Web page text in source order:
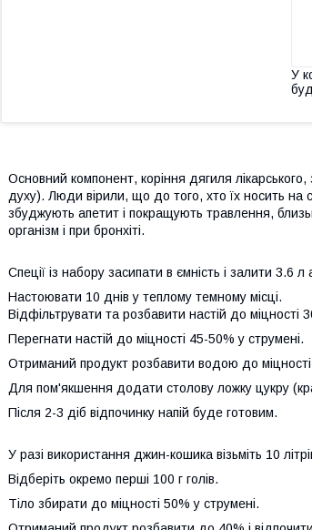
У
Основний компонент, коріння дягиля
духу). Люди вірили, що до того, хто їх носить на
збуджують апетит і покращують травлення,
організм і при бронхіті.
Спеції із набору засипати в ємність і залити 3.6
Настоювати 10 днів у теплому темному місці.
Відфільтрувати та розбавити настій до міцності
Перегнати настій до міцності 45-50% у струмені.
Отриманий продукт розбавити водою до
Для пом'якшення додати столову ложку цукру
Після 2-3 діб відпочинку напій буде готовим.
У разі використання джин-кошика візьміть 10
Відберіть окремо перші 100 г голів.
Тіло збирати до міцності 50% у струмені.